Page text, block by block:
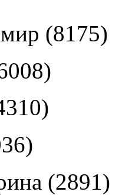
(8175)
(2891)